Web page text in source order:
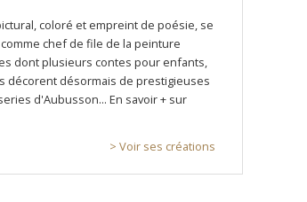
coloré et empreint de poésie, se
chef de file de la peinture
dont plusieurs contes pour enfants,
décorent désormais de prestigieuses
d'Aubusson... En savoir + sur
> Voir ses créations